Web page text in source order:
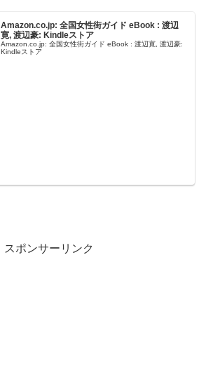
Amazon.co.jp: 全国女性街ガイド eBook : 渡辺
寛, 渡辺豪: Kindleストア
Amazon.co.jp: 全国女性街ガイド eBook : 渡辺寛, 渡辺豪:
Kindleストア
スポンサーリンク